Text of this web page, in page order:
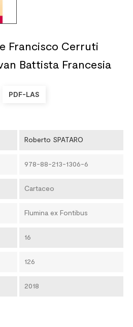
Francisco Cerruti
Battista Francesia
PDF-LAS
Roberto SPATARO
978-88-213-1306-6
Cartaceo
Flumina ex Fontibus
16
126
2018